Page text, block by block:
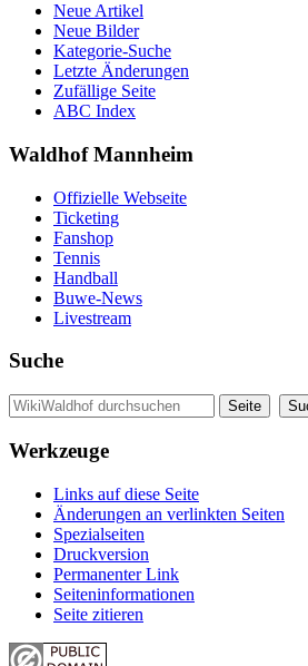
Neue Artikel
Neue Bilder
Kategorie-Suche
Letzte Änderungen
Zufällige Seite
ABC Index
Waldhof Mannheim
Offizielle Webseite
Ticketing
Fanshop
Tennis
Handball
Buwe-News
Livestream
Suche
Werkzeuge
Links auf diese Seite
Änderungen an verlinkten Seiten
Spezialseiten
Druckversion
Permanenter Link
Seiten­informationen
Seite zitieren